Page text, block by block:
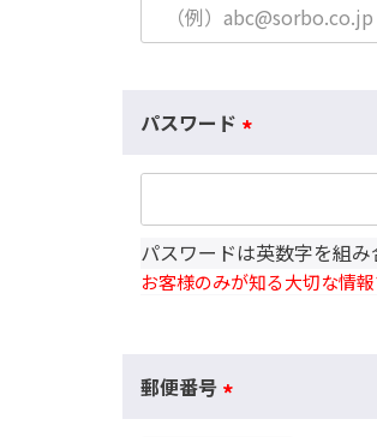
必
須
パスワード
須
)
パスワードは英数字を組
お客様のみが知る大切な情
郵便番号